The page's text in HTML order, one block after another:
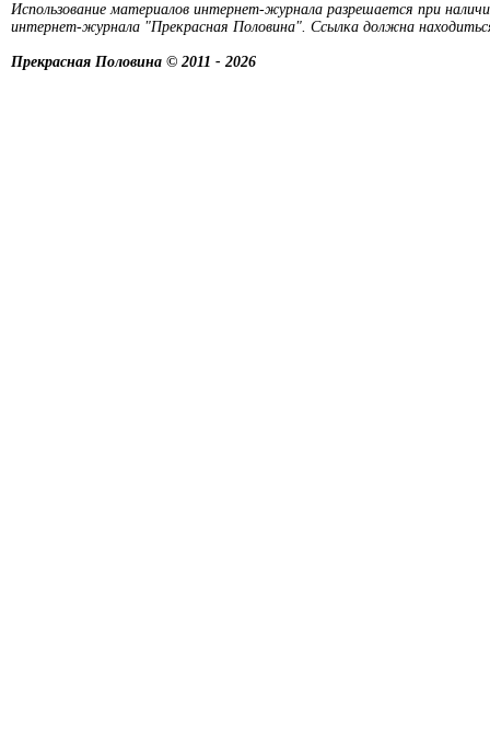
Использование материалов интернет-журнала разрешается при
интернет-журнала "Прекрасная Половина". Ссылка должна
Прекрасная Половина © 2011 - 2026